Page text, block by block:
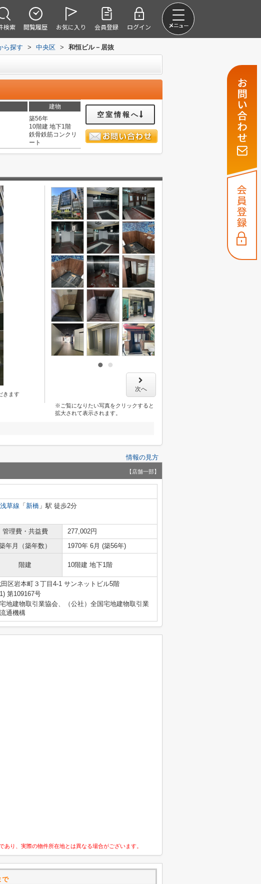
検索 閲覧履歴 お気に入り 会員登録 ログイン
ら探す > 中央区 > 和恒ビル－居抜
建物
築56年
10階建 地下1階
鉄骨鉄筋コンクリ
ート
空室情報へ
きます
次へ
※ご覧になりたい写真をクリックすると
拡大されて表示されます。
情報の見方
【店舗一部】
草線 「 新橋 」駅 徒歩2分
管理費・共益費
277,002円
年月（築年数） 1970年 6月 (築56年)
階建 10階建 地下1階
区岩本町３丁目4-1 サンネットビル5階
第109167号
地建物取引業協会、（公社）全国宅地建物取引業
通機構
り、実際の物件所在地とは異なる場合がございます。
で